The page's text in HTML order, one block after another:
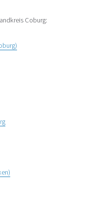
Coburg: